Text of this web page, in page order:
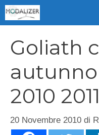
Vai
al
Goliath
2010 2011
20 Novembre 2010 di